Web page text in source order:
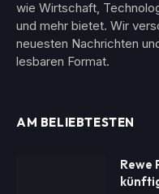
wie Wirtschaft,
und mehr bietet. Wir
neuesten Nachrichten
lesbaren Format.
AM BELIEBTESTEN
Rewe